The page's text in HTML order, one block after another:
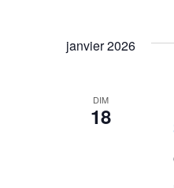
janvier 2026
DIM
18